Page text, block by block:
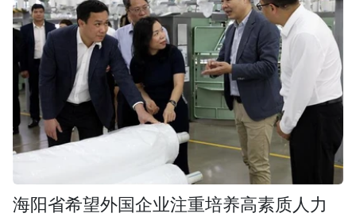
海阳省希望外国企业注重培养高素质人力